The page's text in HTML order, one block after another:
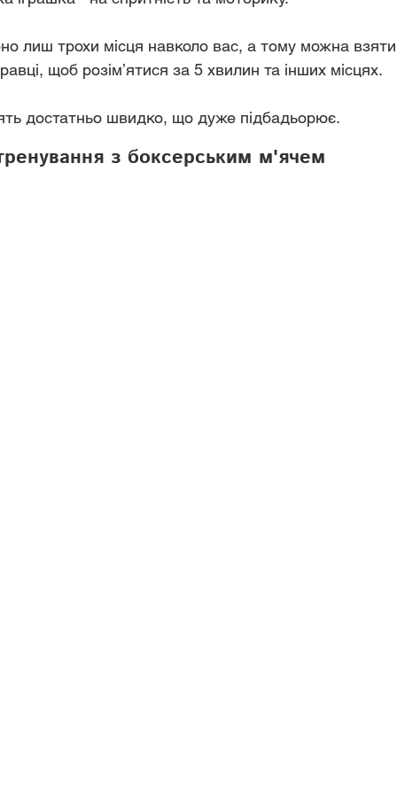
лиш трохи місця навколо вас, а тому можна взяти
щоб розімʼятися за 5 хвилин та інших місцях.
достатньо швидко, що дуже підбадьорює.
з боксерським м'ячем